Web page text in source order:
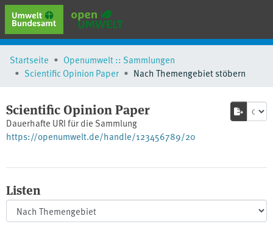
erweiterte Suche
Browse
Schlagwörter
Startseite
Openumwelt :: Sammlungen
Scientific Opinion Paper
Nach Themengebiet stöbern
Scientific Opinion Paper
Dauerhafte URI für die Sammlung
https://openumwelt.de/handle/123456789/20
Listen